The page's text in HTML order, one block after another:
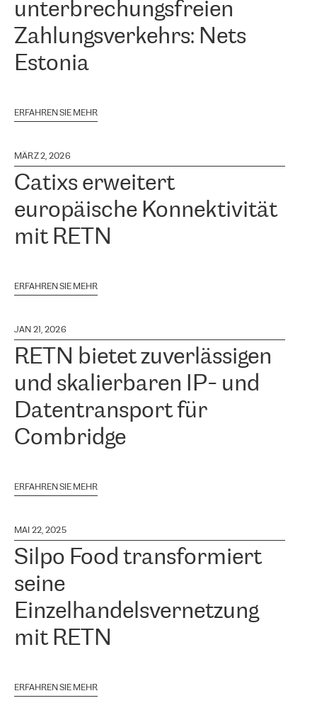
unterbrechungsfreien
Zahlungsverkehrs: Nets
Estonia
ERFAHREN SIE MEHR
MÄRZ 2, 2026
Catixs erweitert
europäische Konnektivität
mit RETN
ERFAHREN SIE MEHR
JAN 21, 2026
RETN bietet zuverlässigen
und skalierbaren IP- und
Datentransport für
Combridge
ERFAHREN SIE MEHR
MAI 22, 2025
Silpo Food transformiert
seine
Einzelhandelsvernetzung
mit RETN
ERFAHREN SIE MEHR